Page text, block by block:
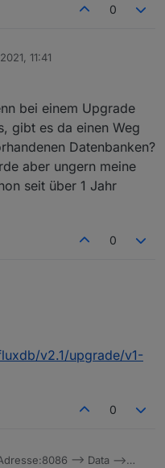
0
11:41
bei einem Upgrade
gibt es da einen Weg
Datenbanken?
aber ungern meine
seit über 1 Jahr
0
es denn bei einem
von influxdb aus, gibt es
aller bereits
Ich würde gerne
v2.1/upgrade/v1-
0
--> Data -->